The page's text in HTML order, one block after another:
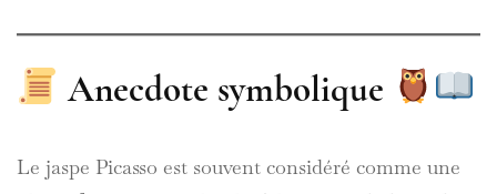
Anecdote symbolique
Le jaspe Picasso est souvent considéré comme une